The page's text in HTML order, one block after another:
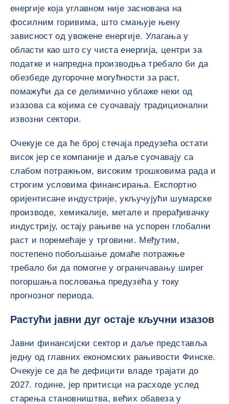
енергије која углавном није заснована на
фосилним горивима, што смањује њену
зависност од увожене енергије. Улагања у
области као што су чиста енергија, центри за
податке и напредна производња требало би да
обезбеде дугорочне могућности за раст,
помажући да се делимично ублаже неки од
изазова са којима се суочавају традиционални
извозни сектори.
Очекује се да ће број стечаја предузећа остати
висок јер се компаније и даље суочавају са
слабом потражњом, високим трошковима рада и
строгим условима финансирања. Експортно
оријентисане индустрије, укључујући шумарске
производе, хемикалије, метале и прерађивачку
индустрију, остају рањиве на успорен глобални
раст и поремећаје у трговини. Међутим,
постепено побољшање домаће потражње
требало би да помогне у ограничавању ширег
погоршања пословања предузећа у току
прогнозног периода.
Растући јавни дуг остаје кључни изазов
Јавни финансијски сектор и даље представља
једну од главних економских рањивости Финске.
Очекује се да ће дефицити владе трајати до
2027. године, јер притисци на расходе услед
старења становништва, већих обавеза у